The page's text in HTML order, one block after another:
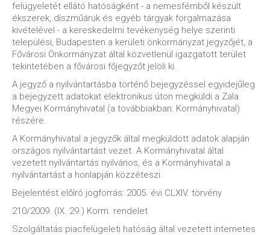
felügyeletét ellátó hatóságként - a nemesfémből készült
ékszerek, díszműáruk és egyéb tárgyak forgalmazása
kivételével - a kereskedelmi tevékenység helye szerinti
települési, Budapesten a kerületi önkormányzat jegyzőjét, a
Fővárosi Önkormányzat által közvetlenül igazgatott terület
tekintetében a fővárosi főjegyzőt jelöli ki.
A jegyző a nyilvántartásba történő bejegyzéssel egyidejűleg
a bejegyzett adatokat elektronikus úton megküldi a Zala
Megyei Kormányhivatal (a továbbiakban: Kormányhivatal)
részére.
A Kormányhivatal a jegyzők által megküldött adatok alapján
országos nyilvántartást vezet. A Kormányhivatal által
vezetett nyilvántartás nyilvános, és a Kormányhivatal a
nyilvántartást a honlapján közzéteszi.
Bejelentést előíró jogforrás: 2005. évi CLXIV. törvény
210/2009. (IX. 29.) Korm. rendelet
Szolgáltatás piacfelügeleti hatóság által vezetett internetes